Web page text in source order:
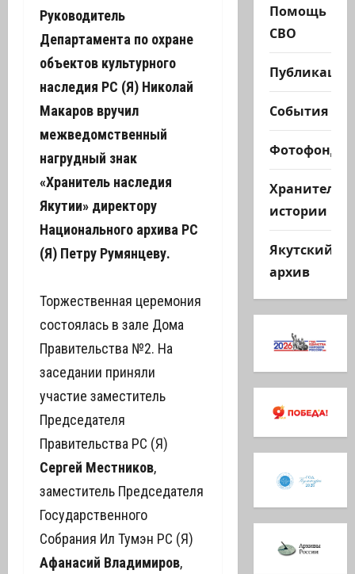
Руководитель
Департамента по охране
объектов культурного
наследия РС (Я) Николай
Макаров вручил
межведомственный
нагрудный знак
«Хранитель наследия
Якутии» директору
Национального архива РС
(Я) Петру Румянцеву.
Торжественная церемония
состоялась в зале Дома
Правительства №2. На
заседании приняли
участие заместитель
Председателя
Правительства РС (Я)
Сергей Местников,
заместитель Председателя
Государственного
Собрания Ил Тумэн РС (Я)
Афанасий Владимиров,
Помощь
СВО
Публикации
События
Фотофонд
Хранители
истории
Якутский
архив